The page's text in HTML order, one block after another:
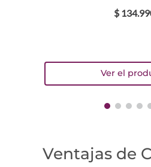
$ 134.
Ventajas de